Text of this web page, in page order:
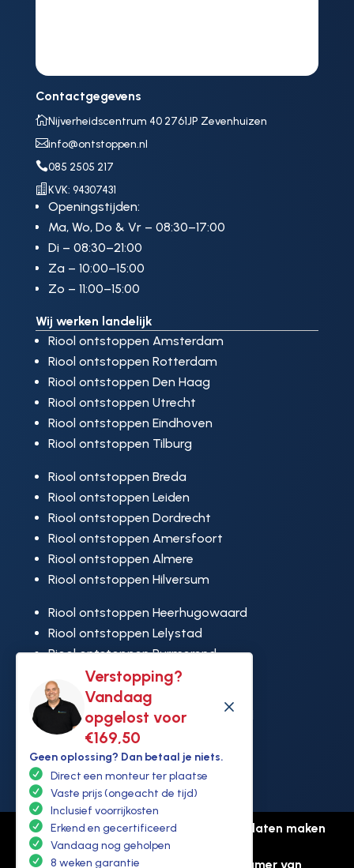
Verstopping?
Vandaag
opgelost voor
€169,50
M
Geen oplossing? Dan betaal je niets.
Direct een monteur ter plaatse
Vaste prijs (ongeacht de tijd)
Inclusief voorrijkosten
Erkend en gecertificeerd
Vandaag nog geholpen
8 weken garantie
Contactgegevens
Nijverheidscentrum 40 2761JP Zevenhuizen
info@ontstoppen.nl
085 2505 217
 KVK: 94307431
Openingstijden:
Ma, Wo, Do & Vr – 08:30–17:00
Di – 08:30–21:00
Za – 10:00–15:00
Zo – 11:00–15:00
Wij werken landelijk
Riool ontstoppen Amsterdam
Riool ontstoppen Rotterdam
Riool ontstoppen Den Haag
Riool ontstoppen Utrecht
Riool ontstoppen Eindhoven
Riool ontstoppen Tilburg
Riool ontstoppen Breda
Riool ontstoppen Leiden
Riool ontstoppen Dordrecht
Riool ontstoppen Amersfoort
Riool ontstoppen Almere
Riool ontstoppen Hilversum
Riool ontstoppen Heerhugowaard
Riool ontstoppen Lelystad
Riool ontstoppen Purmerend
Riool ontstoppen Ridderkerk
Riool ontstoppen Rijswijk
Riool ontstoppen Hoek van Holland
© Copyright Ontstoppen.nl |
Website laten maken
door Flexamedia
Privacyverklaring
Kamer van